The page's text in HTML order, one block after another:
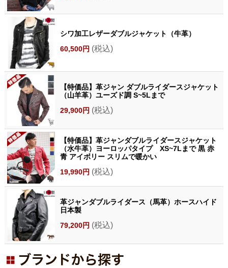
シワ加工レザーダブルジャケット（牛革）
60,500円 (税込)
【特価品】革ジャン ダブルライダースジャケット
（山羊革）ユーズド調 S~5Lまで
29,900円 (税込)
【特価品】革ジャンダブルライダースジャケット
（水牛革）ヨーロッパタイプ XS~7Lまで 黒 赤
青 アイボリー スリムで暖かい
19,990円 (税込)
革ジャンダブルライダース（馬革）ホースハイド
日本製
79,200円 (税込)